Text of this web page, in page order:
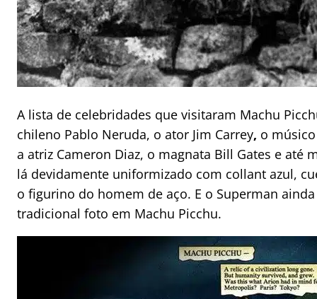
A lista de celebridades que visitaram Machu
chileno Pablo Neruda, o ator Jim Carrey, o
a atriz Cameron Diaz, o magnata Bill Gates e até
lá devidamente uniformizado com collant azul,
o figurino do homem de aço. E o Superman
tradicional foto em Machu Picchu.